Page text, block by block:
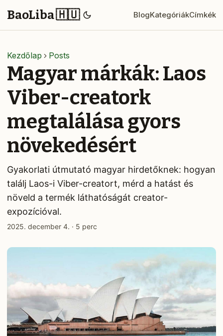
BaoLiba 🇭🇺 BlogKategóriákCímkék
Kezdőlap Posts
Magyar márkák: Laos
Viber-creatork
megtalálása gyors
növekedésért
Gyakorlati útmutató magyar hirdetőknek: hogyan
találj Laos-i Viber-creatort, mérd a hatást és
növeld a termék láthatóságát creator-
expozícióval.
2025. december 4. · 5 perc